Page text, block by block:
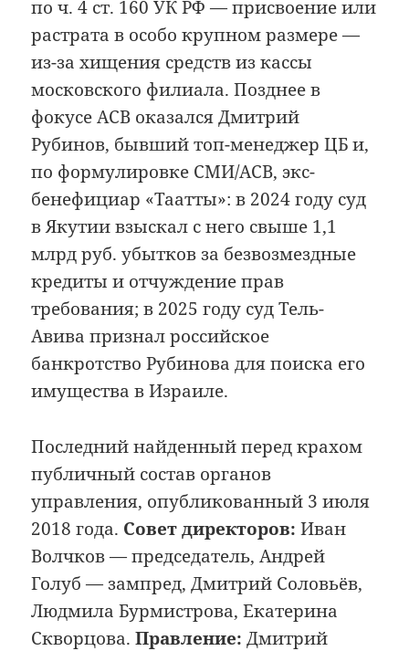
по ч. 4 ст. 160 УК РФ — присвоение или
растрата в особо крупном размере —
из-за хищения средств из кассы
московского филиала. Позднее в
фокусе АСВ оказался Дмитрий
Рубинов, бывший топ-менеджер ЦБ и,
по формулировке СМИ/АСВ, экс-
бенефициар «Таатты»: в 2024 году суд
в Якутии взыскал с него свыше 1,1
млрд руб. убытков за безвозмездные
кредиты и отчуждение прав
требования; в 2025 году суд Тель-
Авива признал российское
банкротство Рубинова для поиска его
имущества в Израиле.
Последний найденный перед крахом
публичный состав органов
управления, опубликованный 3 июля
2018 года. Совет директоров: Иван
Волчков — председатель, Андрей
Голуб — зампред, Дмитрий Соловьёв,
Людмила Бурмистрова, Екатерина
Скворцова.Правление: Дмитрий